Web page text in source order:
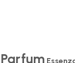
Parfum